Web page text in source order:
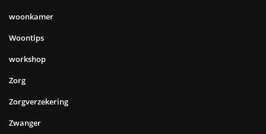
woonkamer
Woontips
workshop
Zorg
Zorgverzekering
Zwanger